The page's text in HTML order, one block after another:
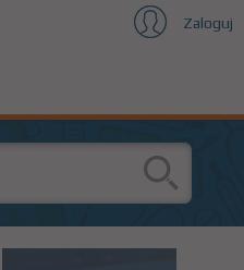
Zaloguj